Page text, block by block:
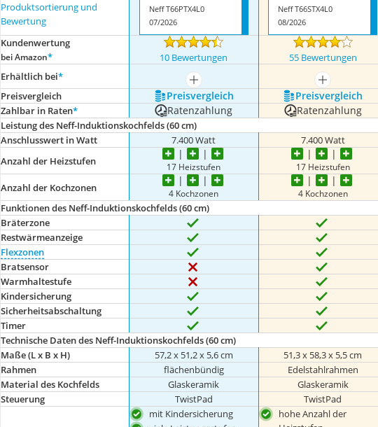
Produktsortierung und
Bewertung
Neff T66PTX4L0
07/2026
Neff T66STX4L0
08/2026
Kundenwertung
bei Amazon* 10 Bewertungen 55 Bewertungen
Erhältlich bei*
mehr anzeigen mehr anzeigen
Preis­vergleich
Preis­vergleich Preis­vergleich
Zahlbar in Raten* Ratenzahlung Ratenzahlung
Leistung des Neff-Induktionskochfelds (60 cm)
Anschlusswert in Watt
7.400 Watt 7.400 Watt
Anzahl der Heizstufen
17 Heizstufen 17 Heizstufen
Anzahl der Kochzonen 4 Kochzonen 4 Kochzonen
Funktionen des Neff-Induktionskochfelds (60 cm)
Bräterzone
Restwärmeanzeige
Flexzonen
Bratsensor
Warmhaltestufe
Kindersicherung
Sicherheitsabschaltung
Timer
Technische Daten des Neff-Induktionskochfelds (60 cm)
Maße (L x B x H)
57,2 x 51,2 x 5,6 cm 51,3 x 58,3 x 5,5 cm
Rahmen
flächenbündig Edelstahlrahmen
Material des Kochfelds
Glaskeramik Glaskeramik
Steuerung
TwistPad TwistPad
mit Kindersicherung
hohe Anzahl der